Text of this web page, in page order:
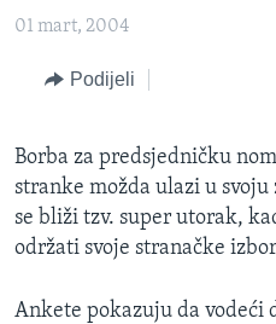
glavnu
VIJESTI
SJEDINJENE AMERIČKE
SVIJET
NAUKA I TEHNOLOGIJA
KORUPCIJA
SLOBODA MEDIJA
ŽENSKA STRANA
IZBJEGLIČKA STRANA
01 mart, 2004
Podijeli
Borba za predsjedničku
stranke možda ulazi u
se bliži tzv. super utorak,
održati svoje stranačke
Ankete pokazuju da vodeći